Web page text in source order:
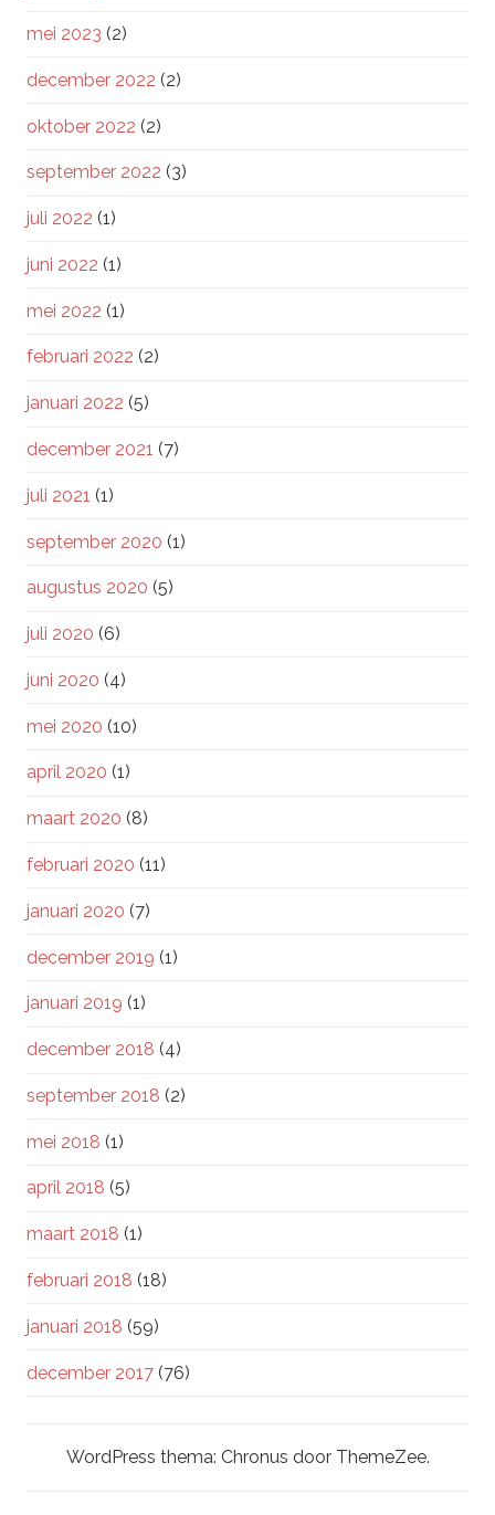
mei 2023 (2)
december 2022 (2)
oktober 2022 (2)
september 2022 (3)
juli 2022 (1)
juni 2022 (1)
mei 2022 (1)
februari 2022 (2)
januari 2022 (5)
december 2021 (7)
juli 2021 (1)
september 2020 (1)
augustus 2020 (5)
juli 2020 (6)
juni 2020 (4)
mei 2020 (10)
april 2020 (1)
maart 2020 (8)
februari 2020 (11)
januari 2020 (7)
december 2019 (1)
januari 2019 (1)
december 2018 (4)
september 2018 (2)
mei 2018 (1)
april 2018 (5)
maart 2018 (1)
februari 2018 (18)
januari 2018 (59)
december 2017 (76)
WordPress thema: Chronus door ThemeZee.